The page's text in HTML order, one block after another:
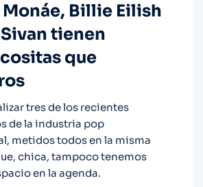
Billie Eilish
tienen
que
tres de los recientes
de la industria pop
metidos todos en la misma
chica, tampoco tenemos
en la agenda.